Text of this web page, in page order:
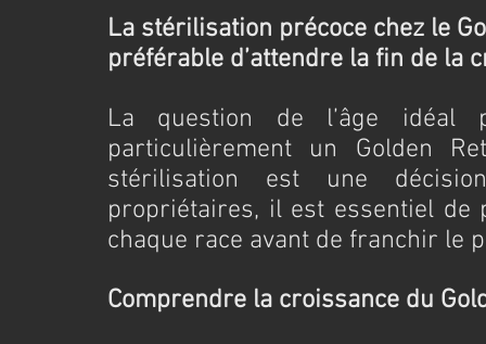
La stérilisation précoce chez le
préférable d’attendre la fin de la
La question de l’âge
particulièrement un Golden
stérilisation est une
propriétaires, il est essentiel de
chaque race avant de franchir le
Comprendre la croissance du